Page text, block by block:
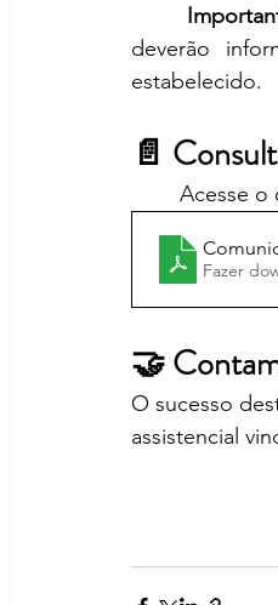
deverão
estabelecido.
📄
Acesse o
Fazer
🤝
O sucesso
assistencial